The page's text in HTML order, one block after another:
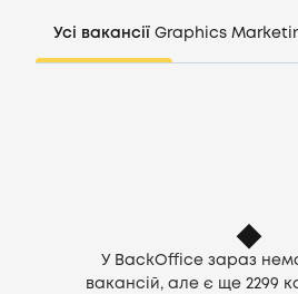
Усі вакансії Graphics
У BackOffice зараз
вакансій, але є ще 2299